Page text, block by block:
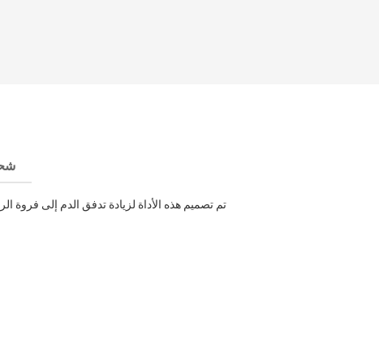
تم تصميم هذه الأداة لزيادة تدفق الدم إلى فروة